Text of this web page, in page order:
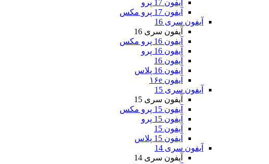
آیفون 17 پرو
آیفون 17 پرو مکس
آیفون سری 16
آیفون سری 16
آیفون 16 پرو مکس
آیفون 16 پرو
آیفون 16
آیفون 16 پلاس
آیفون ۱۶e
آیفون سری 15
آیفون سری 15
آیفون 15 پرو مکس
آیفون 15 پرو
آیفون 15
آیفون 15 پلاس
آیفون سری 14
آیفون سری 14